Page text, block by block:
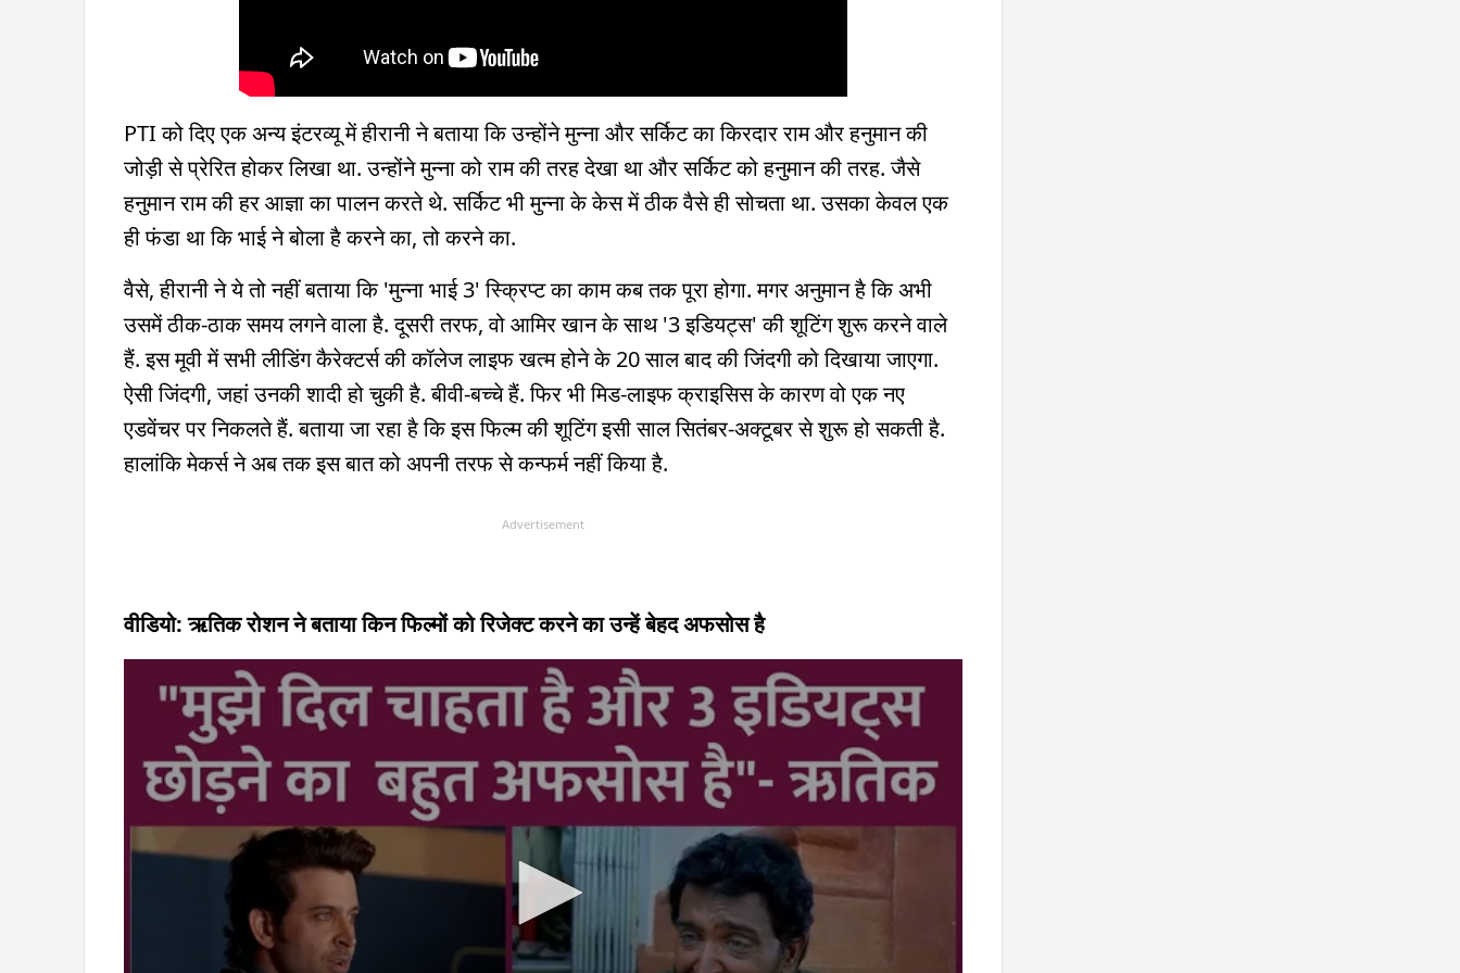
PTI को दिए एक अन्य इंटरव्यू में हीरानी ने बताया कि उन्होंने मुन्ना और सर्किट का किरदार राम और हनुमान की
जोड़ी से प्रेरित होकर लिखा था. उन्होंने मुन्ना को राम की तरह देखा था और सर्किट को हनुमान की तरह. जैसे
हनुमान राम की हर आज्ञा का पालन करते थे. सर्किट भी मुन्ना के केस में ठीक वैसे ही सोचता था. उसका केवल एक
ही फंडा था कि भाई ने बोला है करने का, तो करने का.
वैसे, हीरानी ने ये तो नहीं बताया कि 'मुन्ना भाई 3' स्क्रिप्ट का काम कब तक पूरा होगा. मगर अनुमान है कि अभी
उसमें ठीक-ठाक समय लगने वाला है. दूसरी तरफ, वो आमिर खान के साथ '3 इडियट्स' की शूटिंग शुरू करने वाले
हैं. इस मूवी में सभी लीडिंग कैरेक्टर्स की कॉलेज लाइफ खत्म होने के 20 साल बाद की जिंदगी को दिखाया जाएगा.
ऐसी जिंदगी, जहां उनकी शादी हो चुकी है. बीवी-बच्चे हैं. फिर भी मिड-लाइफ क्राइसिस के कारण वो एक नए
एडवेंचर पर निकलते हैं. बताया जा रहा है कि इस फिल्म की शूटिंग इसी साल सितंबर-अक्टूबर से शुरू हो सकती है.
हालांकि मेकर्स ने अब तक इस बात को अपनी तरफ से कन्फर्म नहीं किया है.
Advertisement
वीडियो: ऋतिक रोशन ने बताया किन फिल्मों को रिजेक्ट करने का उन्हें बेहद अफसोस है